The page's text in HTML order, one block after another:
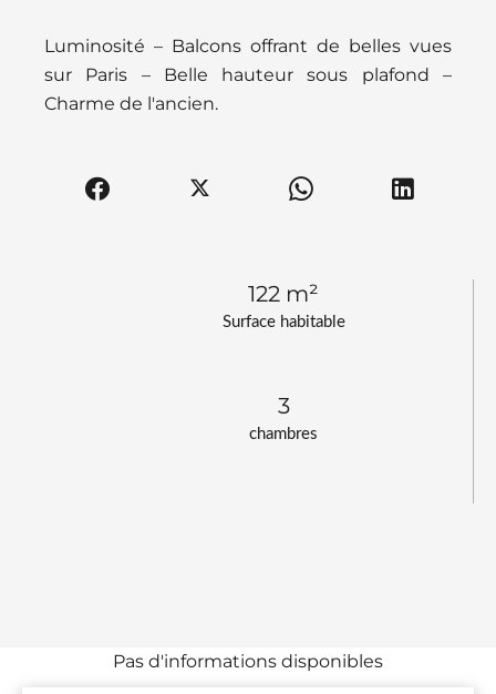
Surface habitable
122 m²
chambres
3
Luminosité – Balcons offrant de belles vues
sur Paris – Belle hauteur sous plafond –
Charme de l'ancien.
Pas d'informations disponibles